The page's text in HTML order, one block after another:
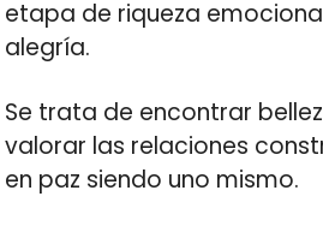
etapa de riqueza
alegría.
Se trata de encontrar
valorar las relaciones
en paz siendo uno mismo.